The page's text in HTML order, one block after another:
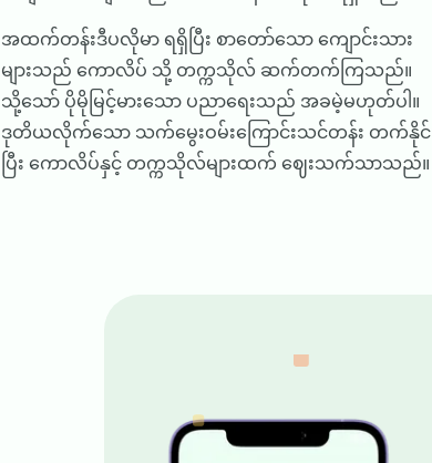
အထက်တန်းဒီပလိုမာ ရရှိပြီး စာတော်သော ကျောင်းသား
များသည် ကောလိပ် သို့ တက္ကသိုလ် ဆက်တက်ကြသည်။
သို့သော် ပိုမိုမြင့်မားသော ပညာရေးသည် အခမဲ့မဟုတ်ပါ။
ဒုတိယလိုက်သော သက်မွေးဝမ်းကြောင်းသင်တန်း တက်နိုင်
ပြီး ကောလိပ်နှင့် တက္ကသိုလ်များထက် ဈေးသက်သာသည်။